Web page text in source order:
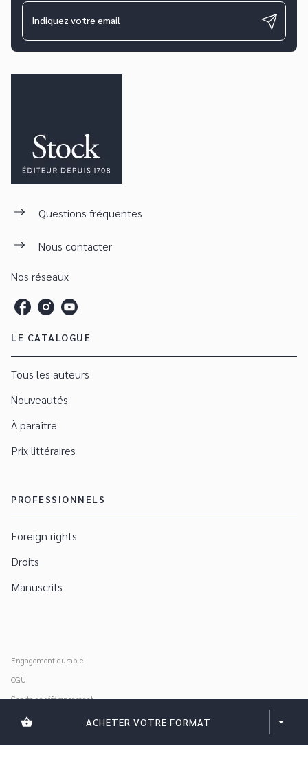
shopping_basket ACHETER VOTRE FORMAT arrow_drop_down
Indiquez votre email
Questions fréquentes
Nous contacter
Nos réseaux
LE CATALOGUE
Tous les auteurs
Nouveautés
À paraître
Prix littéraires
PROFESSIONNELS
Foreign rights
Droits
Manuscrits
Engagement durable
CGU
Charte de référencement
Données personnelles